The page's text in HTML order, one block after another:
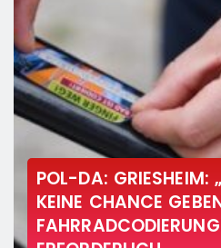
POL-DA: GRIESHEIM:
KEINE CHANCE